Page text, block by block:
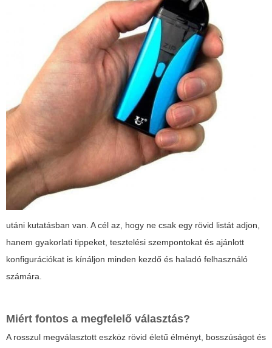
utáni kutatásban van. A cél az, hogy ne csak egy rövid listát adjon,
hanem gyakorlati tippeket, tesztelési szempontokat és ajánlott
konfigurációkat is kínáljon minden kezdő és haladó felhasználó
számára.
Miért fontos a megfelelő választás?
A rosszul megválasztott eszköz rövid életű élményt, bosszúságot és